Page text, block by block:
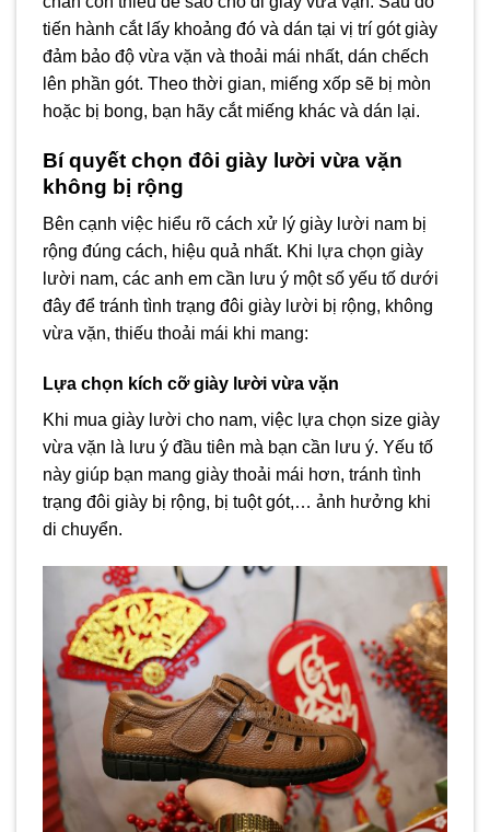
tiến hành cắt lấy khoảng đó và dán tại vị trí gót giày
đảm bảo độ vừa vặn và thoải mái nhất, dán chếch
lên phần gót. Theo thời gian, miếng xốp sẽ bị mòn
hoặc bị bong, bạn hãy cắt miếng khác và dán lại.
Bí quyết chọn đôi giày lười vừa vặn
không bị rộng
Bên cạnh việc hiểu rõ cách xử lý giày lười nam bị
rộng đúng cách, hiệu quả nhất. Khi lựa chọn giày
lười nam, các anh em cần lưu ý một số yếu tố dưới
đây để tránh tình trạng đôi giày lười bị rộng, không
vừa vặn, thiếu thoải mái khi mang:
Lựa chọn kích cỡ giày lười vừa vặn
Khi mua giày lười cho nam, việc lựa chọn size giày
vừa vặn là lưu ý đầu tiên mà bạn cần lưu ý. Yếu tố
này giúp bạn mang giày thoải mái hơn, tránh tình
trạng đôi giày bị rộng, bị tuột gót,… ảnh hưởng khi
di chuyển.